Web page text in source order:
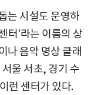
는 시설도 운영하
터'라는 이름의 상
나 음악 명상 클래
울 서초, 경기 수
런 센터가 있다.